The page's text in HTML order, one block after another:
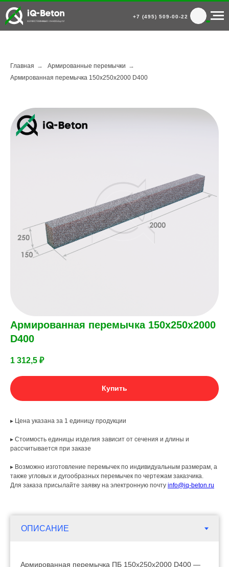
+7 (495) 509-00-22
Главная → Армированные перемычки →
Армированная перемычка 150х250х2000 D400
Армированная перемычка 150х250х2000
D400
1 312,5 ₽
Купить
▸ Цена указана за 1 единицу продукции
▸ Стоимость единицы изделия зависит от сечения и длины и
рассчитывается при заказе
▸ Возможно изготовление перемычек по индивидуальным размерам, а
также угловых и дугообразных перемычек по чертежам заказчика.
Для заказа присылайте заявку на электронную почту info@iq-beton.ru
Армированная перемычка ПБ 150х250х2000 D400 —